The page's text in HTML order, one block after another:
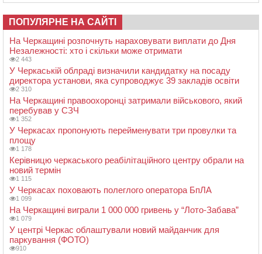
ПОПУЛЯРНЕ НА САЙТІ
На Черкащині розпочнуть нараховувати виплати до Дня
Незалежності: хто і скільки може отримати
2 443
У Черкаській облраді визначили кандидатку на посаду
директора установи, яка супроводжує 39 закладів освіти
2 310
На Черкащині правоохоронці затримали військового, який
перебував у СЗЧ
1 352
У Черкасах пропонують перейменувати три провулки та
площу
1 178
Керівницю черкаського реабілітаційного центру обрали на
новий термін
1 115
У Черкасах поховають полеглого оператора БпЛА
1 099
На Черкащині виграли 1 000 000 гривень у “Лото-Забава”
1 079
У центрі Черкас облаштували новий майданчик для
паркування (ФОТО)
910